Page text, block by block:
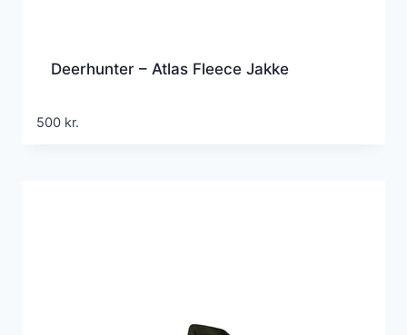
Deerhunter – Atlas Fleece Jakke
500 kr.